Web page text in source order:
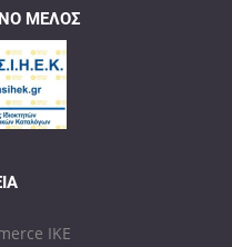
ΜΈΛΟΣ
IKE